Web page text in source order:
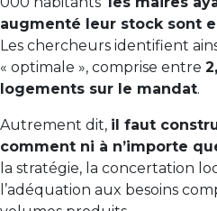
augmenté leur stock sont
Les chercheurs identifient
« optimale », comprise entre
logements sur le mandat.
Autrement dit, il faut
comment ni à n’importe
la stratégie, la concertation
l’adéquation aux besoins